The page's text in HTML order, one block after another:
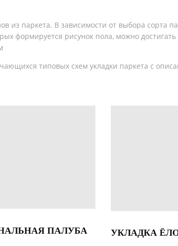
из паркета. В зависимости от выбора сорта
формируется рисунок пола, можно
типовых схем укладки паркета с
ПАЛУБА УКЛАДКА